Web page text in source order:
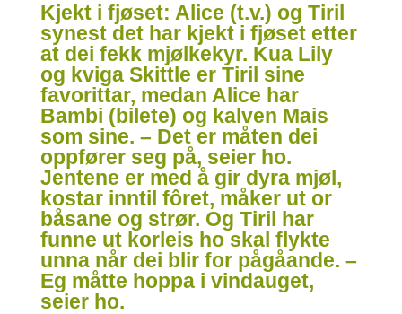
Kjekt i fjøset: Alice (t.v.) og Tiril
synest det har kjekt i fjøset etter
at dei fekk mjølkekyr. Kua Lily
og kviga Skittle er Tiril sine
favorittar, medan Alice har
Bambi (bilete) og kalven Mais
som sine. – Det er måten dei
oppfører seg på, seier ho.
Jentene er med å gir dyra mjøl,
kostar inntil fôret, måker ut or
båsane og strør. Og Tiril har
funne ut korleis ho skal flykte
unna når dei blir for pågåande. –
Eg måtte hoppa i vindauget,
seier ho.